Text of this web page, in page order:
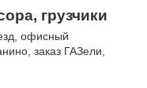
грузчики
офисный
заказ ГАЗели,